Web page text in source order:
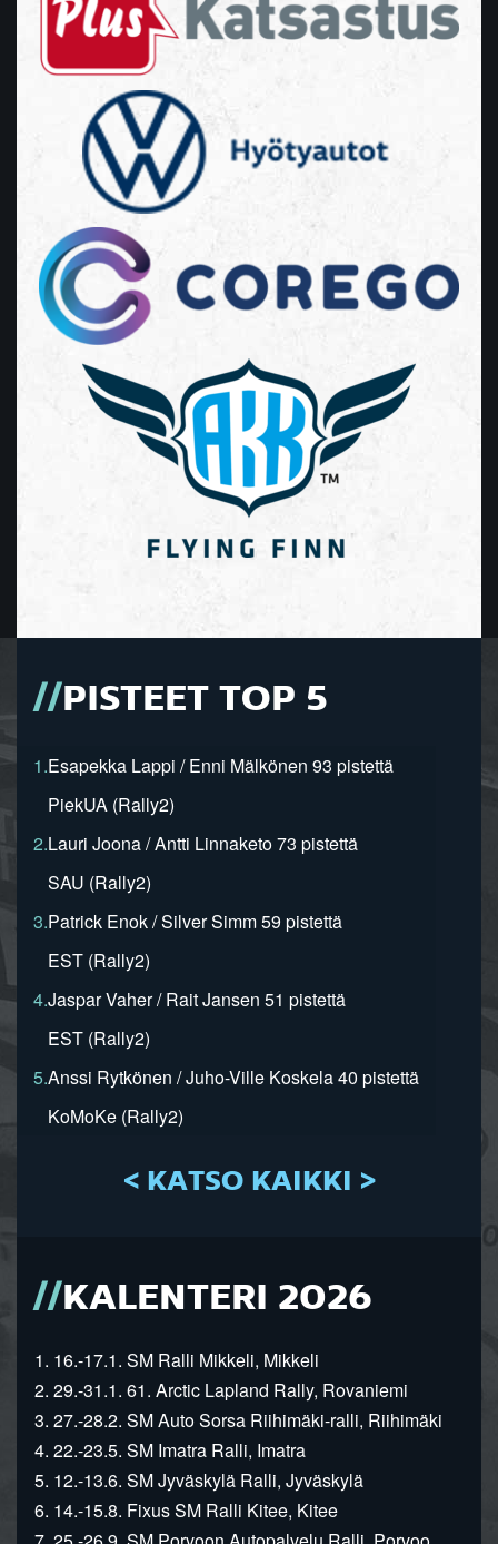
PISTEET TOP 5
1.Esapekka Lappi / Enni Mälkönen 93 pistettä
PiekUA (Rally2)
2.Lauri Joona / Antti Linnaketo 73 pistettä
SAU (Rally2)
3.Patrick Enok / Silver Simm 59 pistettä
EST (Rally2)
4.Jaspar Vaher / Rait Jansen 51 pistettä
EST (Rally2)
5.Anssi Rytkönen / Juho-Ville Koskela 40 pistettä
KoMoKe (Rally2)
< KATSO KAIKKI >
KALENTERI 2026
1. 16.-17.1. SM Ralli Mikkeli, Mikkeli
2. 29.-31.1. 61. Arctic Lapland Rally, Rovaniemi
3. 27.-28.2. SM Auto Sorsa Riihimäki-ralli, Riihimäki
4. 22.-23.5. SM Imatra Ralli, Imatra
5. 12.-13.6. SM Jyväskylä Ralli, Jyväskylä
6. 14.-15.8. Fixus SM Ralli Kitee, Kitee